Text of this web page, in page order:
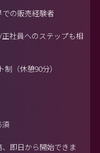
での販売経験者
社員へのステップも相
（休憩90分）
須
即日から開始できま